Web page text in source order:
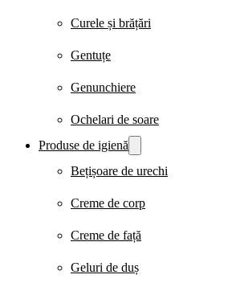
Curele și brățări
Gentuțe
Genunchiere
Ochelari de soare
Produse de igienă
Bețișoare de urechi
Creme de corp
Creme de față
Geluri de duș